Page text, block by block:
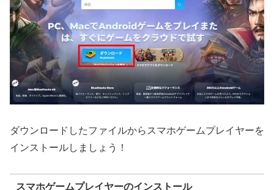
ダウンロードしたファイルからスマホゲームプレイヤーを
インストールしましょう！
スマホゲームプレイヤーのインストール